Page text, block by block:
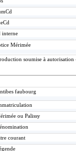
interne
Mérimée
soumise à
faubourg
ou Palissy
courant